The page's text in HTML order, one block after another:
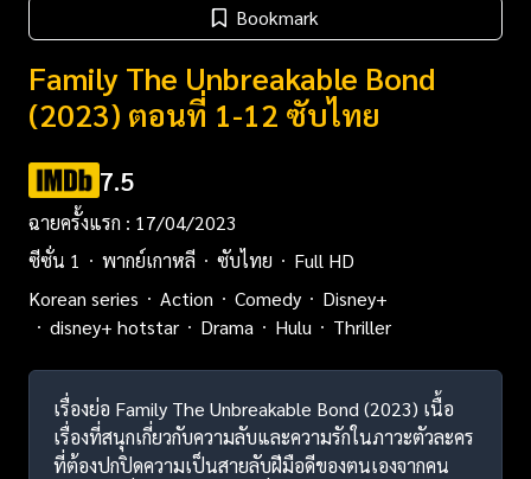
Bookmark
Family The Unbreakable Bond
(2023) ตอนที่ 1-12 ซับไทย
7.5
ฉายครั้งแรก : 17/04/2023
ซีซั่น 1
พากย์เกาหลี ซับไทย
Full HD
Korean series
Action Comedy
Disney+
disney+ hotstar
Drama Hulu Thriller
เรื่องย่อ Family The Unbreakable Bond (2023) เนื้อ
เรื่องที่สนุกเกี่ยวกับความลับและความรักในภาวะตัวละคร
ที่ต้องปกปิดความเป็นสายลับฝีมือดีของตนเองจากคน